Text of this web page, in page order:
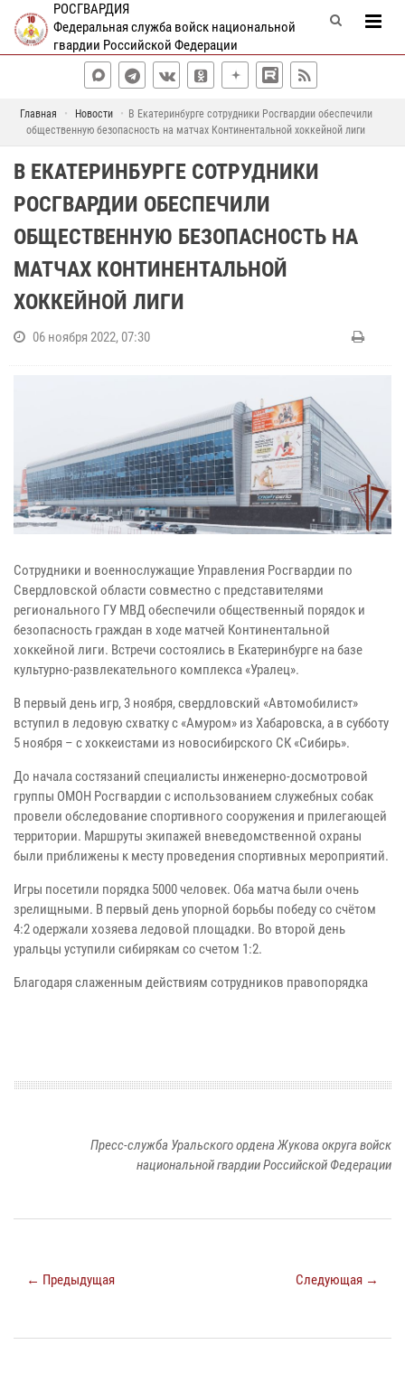
РОСГВАРДИЯ
Федеральная служба войск национальной
гвардии Российской Федерации
Главная Новости
В Екатеринбурге сотрудники Росгвардии обеспечили
общественную безопасность на матчах Континентальной хоккейной лиги
В ЕКАТЕРИНБУРГЕ СОТРУДНИКИ
РОСГВАРДИИ ОБЕСПЕЧИЛИ
ОБЩЕСТВЕННУЮ БЕЗОПАСНОСТЬ НА
МАТЧАХ КОНТИНЕНТАЛЬНОЙ
ХОККЕЙНОЙ ЛИГИ
06 ноября 2022, 07:30
Сотрудники и военнослужащие Управления Росгвардии по
Свердловской области совместно с представителями
регионального ГУ МВД обеспечили общественный порядок и
безопасность граждан в ходе матчей Континентальной
хоккейной лиги. Встречи состоялись в Екатеринбурге на базе
культурно-развлекательного комплекса «Уралец».
В первый день игр, 3 ноября, свердловский «Автомобилист»
вступил в ледовую схватку с «Амуром» из Хабаровска, а в субботу
5 ноября – с хоккеистами из новосибирского СК «Сибирь».
До начала состязаний специалисты инженерно-досмотровой
группы ОМОН Росгвардии с использованием служебных собак
провели обследование спортивного сооружения и прилегающей
территории. Маршруты экипажей вневедомственной охраны
были приближены к месту проведения спортивных мероприятий.
Игры посетили порядка 5000 человек. Оба матча были очень
зрелищными. В первый день упорной борьбы победу со счётом
4:2 одержали хозяева ледовой площадки. Во второй день
уральцы уступили сибирякам со счетом 1:2.
Благодаря слаженным действиям сотрудников правопорядка
Пресс-служба Уральского ордена Жукова округа войск
национальной гвардии Российской Федерации
← Предыдущая Следующая →